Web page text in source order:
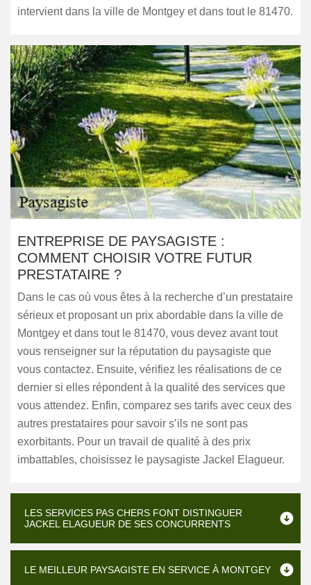
intervient dans la ville de Montgey et dans tout le 81470.
ENTREPRISE DE PAYSAGISTE :
COMMENT CHOISIR VOTRE FUTUR
PRESTATAIRE ?
Dans le cas où vous êtes à la recherche d’un prestataire
sérieux et proposant un prix abordable dans la ville de
Montgey et dans tout le 81470, vous devez avant tout
vous renseigner sur la réputation du paysagiste que
vous contactez. Ensuite, vérifiez les réalisations de ce
dernier si elles répondent à la qualité des services que
vous attendez. Enfin, comparez ses tarifs avec ceux des
autres prestataires pour savoir s’ils ne sont pas
exorbitants. Pour un travail de qualité à des prix
imbattables, choisissez le paysagiste Jackel Elagueur.
LES SERVICES PAS CHERS FONT DISTINGUER
JACKEL ELAGUEUR DE SES CONCURRENTS
LE MEILLEUR PAYSAGISTE EN SERVICE À MONTGEY